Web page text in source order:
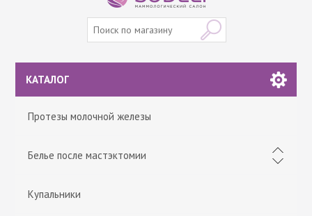
КАТАЛОГ
Протезы молочной железы
Белье после мастэктомии
Купальники